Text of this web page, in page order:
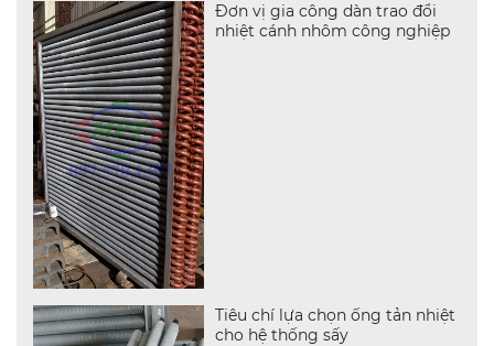
Đơn vị gia công dàn trao đổi
nhiệt cánh nhôm công nghiệp
Tiêu chí lựa chọn ống tản nhiệt
cho hệ thống sấy